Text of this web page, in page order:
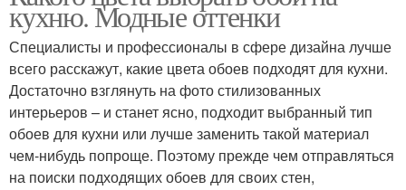
кухню. Модные оттенки
Специалисты и профессионалы в сфере дизайна лучше
всего расскажут, какие цвета обоев подходят для кухни.
Достаточно взглянуть на фото стилизованных
интерьеров – и станет ясно, подходит выбранный тип
обоев для кухни или лучше заменить такой материал
чем-нибудь попроще. Поэтому прежде чем отправляться
на поиски подходящих обоев для своих стен,